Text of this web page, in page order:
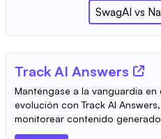
SwagAI vs
Track AI Answers
Manténgase a la vanguardia
evolución con Track AI
monitorear contenido